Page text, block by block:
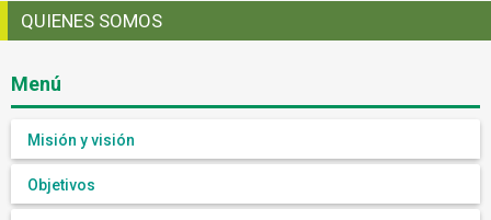
QUIENES SOMOS
Menú
Misión y visión
Objetivos